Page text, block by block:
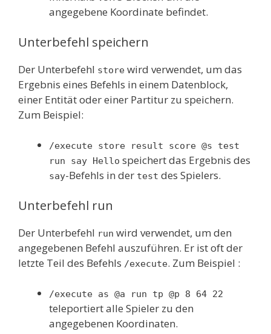
angegebene Koordinate befindet.
Unterbefehl speichern
Der Unterbefehl store wird verwendet, um das
Ergebnis eines Befehls in einem Datenblock,
einer Entität oder einer Partitur zu speichern.
Zum Beispiel:
/execute store result score @s test
run say Hello speichert das Ergebnis des
say-Befehls in der test des Spielers.
Unterbefehl run
Der Unterbefehl run wird verwendet, um den
angegebenen Befehl auszuführen. Er ist oft der
letzte Teil des Befehls /execute. Zum Beispiel :
/execute as @a run tp @p 8 64 22
teleportiert alle Spieler zu den
angegebenen Koordinaten.